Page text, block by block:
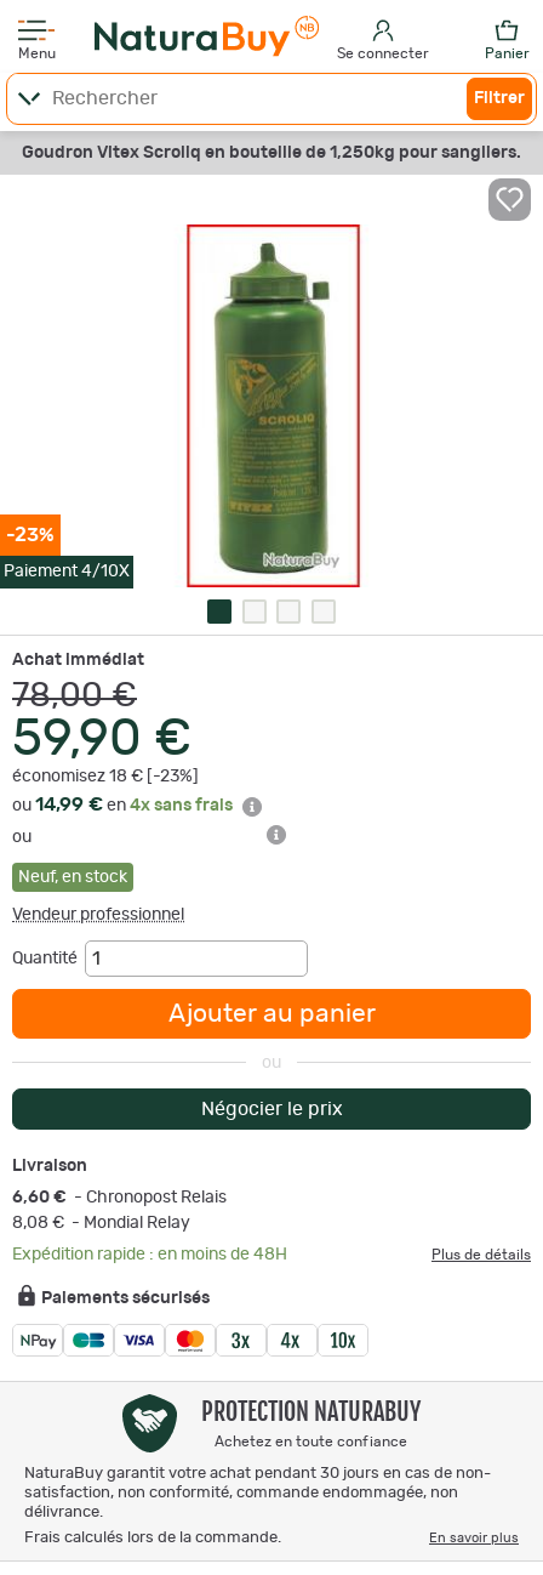
Menu Se connecter Panier
Filtrer
Goudron Vitex Scroliq en bouteille de 1,250kg pour sangliers.
-23%
Paiement 4/10X
Achat immédiat
78,00 €
59,90 €
économisez 18 € [-23%]
ou 14,99 € en 4x sans frais
ou
Neuf, en stock
Vendeur professionnel
Quantité
Ajouter au panier
ou
Négocier le prix
Livraison
6,60 € - Chronopost Relais
8,08 € - Mondial Relay
Expédition rapide : en moins de 48H
Plus de détails
Paiements sécurisés
PROTECTION NATURABUY
Achetez en toute confiance
NaturaBuy garantit votre achat pendant 30 jours en cas de non-
satisfaction, non conformité, commande endommagée, non
délivrance.
Frais calculés lors de la commande.
En savoir plus